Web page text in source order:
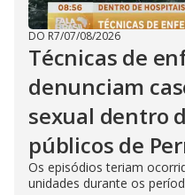
DO R7/07/08/2026
Técnicas de
denunciam
sexual dentro
públicos de
Os episódios teriam
unidades durante os